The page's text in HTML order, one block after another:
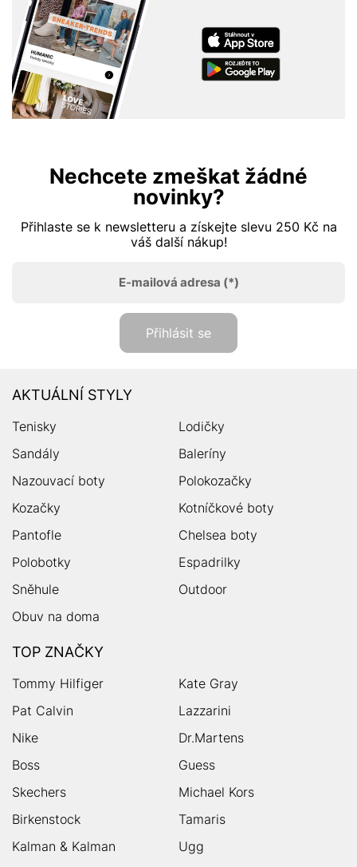
Nechcete zmeškat žádné
novinky?
Přihlaste se k newsletteru a získejte slevu 250 Kč na
váš další nákup!
E-mailová adresa (*)
Přihlásit se
AKTUÁLNÍ STYLY
Tenisky
Lodičky
Sandály
Baleríny
Nazouvací boty
Polokozačky
Kozačky
Kotníčkové boty
Pantofle
Chelsea boty
Polobotky
Espadrilky
Sněhule
Outdoor
Obuv na doma
TOP ZNAČKY
Tommy Hilfiger
Kate Gray
Pat Calvin
Lazzarini
Nike
Dr.Martens
Boss
Guess
Skechers
Michael Kors
Birkenstock
Tamaris
Kalman & Kalman
Ugg